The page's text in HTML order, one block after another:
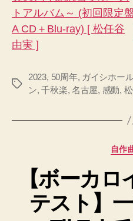
トアルバム～ (初回限定
A CD＋Blu-ray) [ 松任谷
由実 ]
タ
2023, 50周年, ガイシホー
ン,千秋楽, 名古屋, 感動,
自作
【ボーカ
テスト】